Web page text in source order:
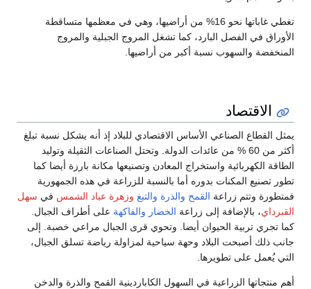
تغطي غاباتها نحو 16% من أراضيها، وهي في معظمها متساقطة
في الفصل البارد، كما تشغل المروج الجبلية والمروج
والسهوب نسبة أكبر من أراضيها.
الاقتصاد
الصناعي الأساس الاقتصادي للبلاد إذ أنه يشكل نسبة تبلغ
أكثر من 60 % من عائدات الدولة. وتحتل الصناعات الثقيلة وتوليد
الكهربائية واستخراج المعادن وتصنيعها مكانة بارزة أيضا كما
المكنات بدوره أما بالنسبة للزراعة في هذه الجمهورية
وتتم زراعةالقمح والذرة والتبغ وزهرة عباد الشمس فيسهل
، بالإضافة إلى زراعةالخضار والفاكهة على أطراف الجبال.
تربية الحيوان أيضا. وتحوي قرى الجبال مراعي خصبة. إلى
أصبحت البلاد وحهة سياحية لمزاولة رياضة تسلق الجبال،
يُعمل على تطويرها.
الزراعية في السهول الكاباردينية القمح والذرة والدخن